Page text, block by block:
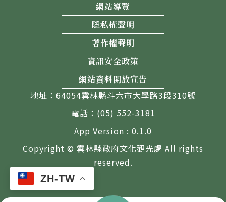
ZH-TW
網站導覽
隱私權聲明
著作權聲明
資訊安全政策
網站資料開放宣告
地址：64054雲林縣斗六市大學路3段310號
電話：(05) 552-3181
App Version : 0.1.0
Copyright © 雲林縣政府文化觀光處 All rights
reserved.